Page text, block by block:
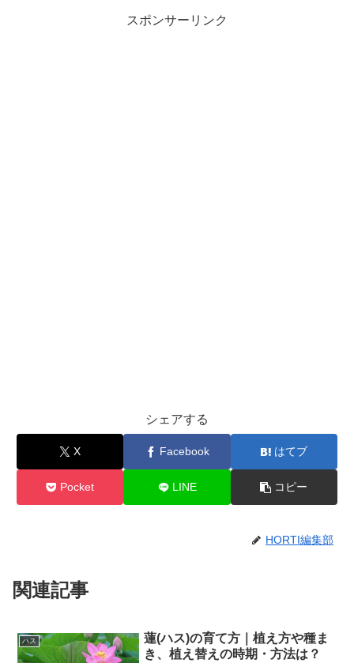
スポンサーリンク
シェアする
X Facebook はてブ
Pocket LINE コピー
HORTI編集部
関連記事
ハス
蓮(ハス)の育て方｜植え方や種ま
き、植え替えの時期・方法は？